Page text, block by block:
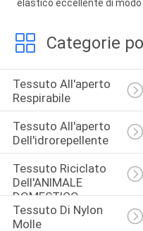
elastico eccellente di
Categorie
Tessuto All'aperto
Respirabile
Tessuto All'aperto
Dell'idrorepellente
Tessuto Riciclato
Dell'ANIMALE
DOMESTICO
Tessuto Di Nylon
Molle